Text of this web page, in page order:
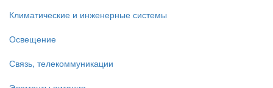
Климатические и инженерные системы
Освещение
Связь, телекоммуникации